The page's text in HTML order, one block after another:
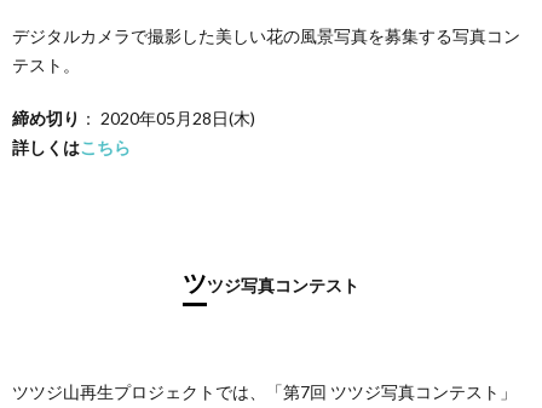
デジタルカメラで撮影した美しい花の風景写真を募集する写真コン
テスト。
締め切り ： 2020年05月28日(木)
詳しくはこちら
ツツジ写真コンテスト
ツツジ山再生プロジェクトでは、「第7回 ツツジ写真コンテスト」